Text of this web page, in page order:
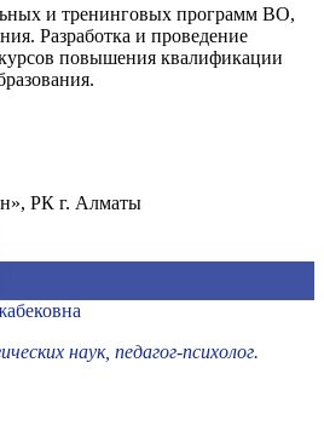
и тренинговых программ ВО,
Разработка и проведение
повышения квалификации
РК г. Алматы
наук, педагог-психолог.